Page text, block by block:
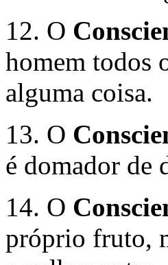
12. O
homem todos
alguma coisa.
13. O
é domador de
14. O
próprio fruto,